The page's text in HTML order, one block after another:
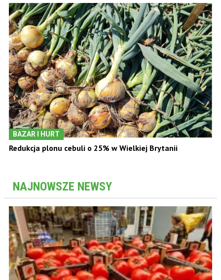
BAZAR I HURT
Redukcja plonu cebuli o 25% w Wielkiej Brytanii
NAJNOWSZE NEWSY